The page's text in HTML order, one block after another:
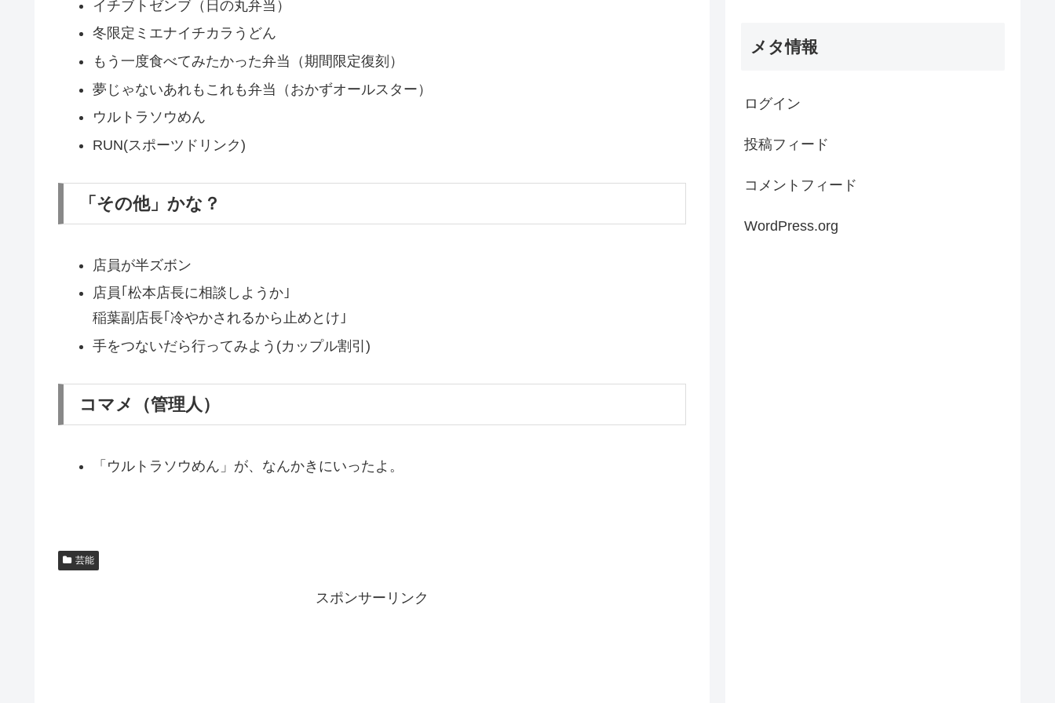
イチブトゼンブ（日の丸弁当）
冬限定ミエナイチカラうどん
もう一度食べてみたかった弁当（期間限定復刻）
夢じゃないあれもこれも弁当（おかずオールスター）
ウルトラソウめん
RUN(スポーツドリンク)
「その他」かな？
店員が半ズボン
店員｢松本店長に相談しようか｣
稲葉副店長｢冷やかされるから止めとけ｣
手をつないだら行ってみよう(カップル割引)
コマメ（管理人）
「ウルトラソウめん」が、なんかきにいったよ。
芸能
スポンサーリンク
メタ情報
ログイン
投稿フィード
コメントフィード
WordPress.org